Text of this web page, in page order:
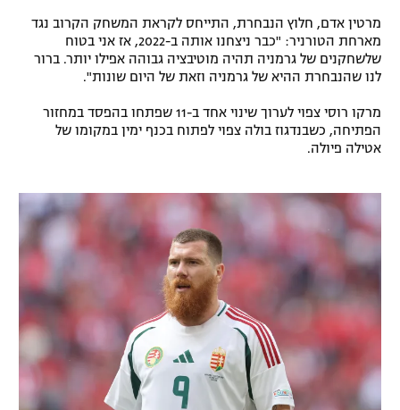
מרטין אדם, חלוץ הנבחרת, התייחס לקראת המשחק הקרוב נגד
מארחת הטורניר: "כבר ניצחנו אותה ב-2022, אז אני בטוח
שלשחקנים של גרמניה תהיה מוטיבציה גבוהה אפילו יותר. ברור
לנו שהנבחרת ההיא של גרמניה וזאת של היום שונות".
מרקו רוסי צפוי לערוך שינוי אחד ב-11 שפתחו בהפסד במחזור
הפתיחה, כשבנדגוז בולה צפוי לפתוח בכנף ימין במקומו של
אטילה פיולה.